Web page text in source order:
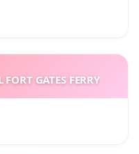
GATES FERRY